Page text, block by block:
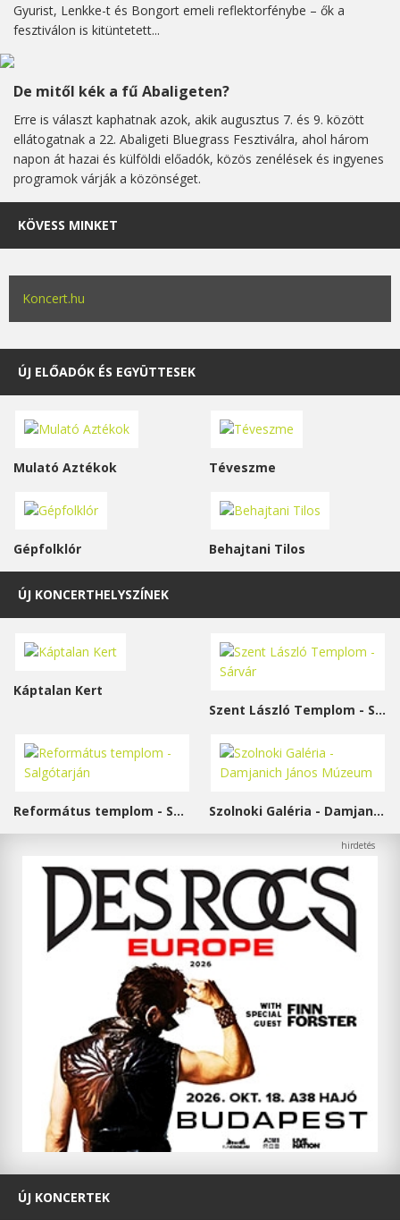
Gyurist, Lenkke-t és Bongort emeli reflektorfénybe – ők a
fesztiválon is kitüntetett...
De mitől kék a fű Abaligeten?
Erre is választ kaphatnak azok, akik augusztus 7. és 9. között
ellátogatnak a 22. Abaligeti Bluegrass Fesztiválra, ahol három
napon át hazai és külföldi előadók, közös zenélések és ingyenes
programok várják a közönséget.
KÖVESS MINKET
Koncert.hu
ÚJ ELŐADÓK ÉS EGYÜTTESEK
Mulató Aztékok Téveszme
Gépfolklór Behajtani Tilos
ÚJ KONCERTHELYSZÍNEK
Káptalan Kert
Szent László Templom - Sárvár
Református templom - Salgótarján Szolnoki Galéria - Damjanich János Múzeum
ÚJ KONCERTEK